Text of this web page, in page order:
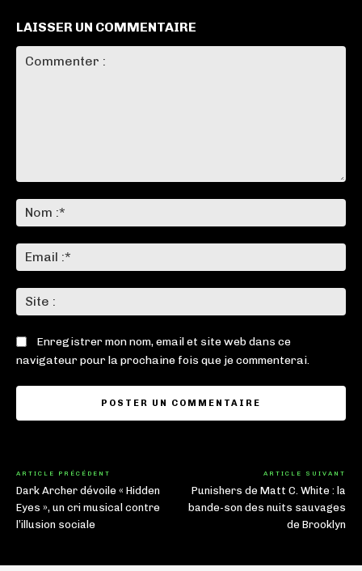
LAISSER UN COMMENTAIRE
:*
:*
:
Enregistrer mon nom, email et site web dans ce
navigateur pour la prochaine fois que je commenterai.
ARTICLE PRÉCÉDENT
Dark Archer dévoile « Hidden
Eyes », un cri musical contre
l’illusion sociale
ARTICLE SUIVANT
Punishers de Matt C. White : la
bande-son des nuits sauvages
de Brooklyn